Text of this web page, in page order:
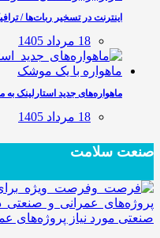
اینترنت در تسخیر ربات‌ها /
18 مرداد 1405
ماهواره‌های جدید استارلینک به
18 مرداد 1405
صنعت سلامت